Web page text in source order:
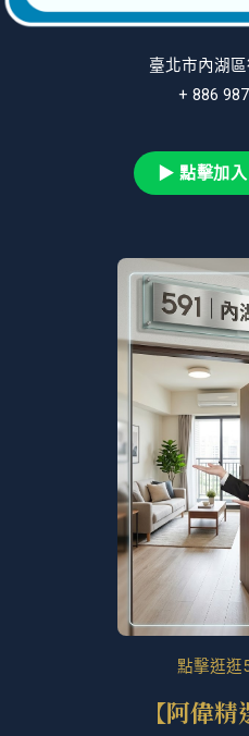
臺北市內湖
+ 886
▶ 點擊加
點擊逛逛
【阿偉